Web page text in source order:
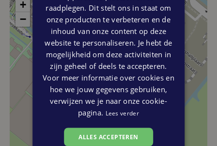
+
−
raadplegen. Dit stelt ons in staat om
onze producten te verbeteren en de
inhoud van onze content op deze
website te personaliseren. Je hebt de
mogelijkheid om deze activiteiten in
zijn geheel of deels te accepteren.
Voor meer informatie over cookies en
hoe we jouw gegevens gebruiken,
verwijzen we je naar onze cookie-
pagina. Lees verder
ALLES ACCEPTEREN